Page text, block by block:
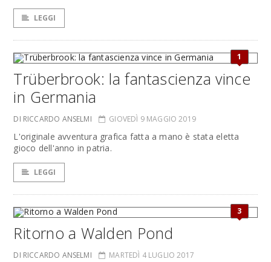
LEGGI
1
Trüberbrook: la fantascienza vince
in Germania
DI RICCARDO ANSELMI GIOVEDÌ 9 MAGGIO 2019
L'originale avventura grafica fatta a mano è stata eletta
gioco dell'anno in patria.
LEGGI
3
Ritorno a Walden Pond
DI RICCARDO ANSELMI MARTEDÌ 4 LUGLIO 2017